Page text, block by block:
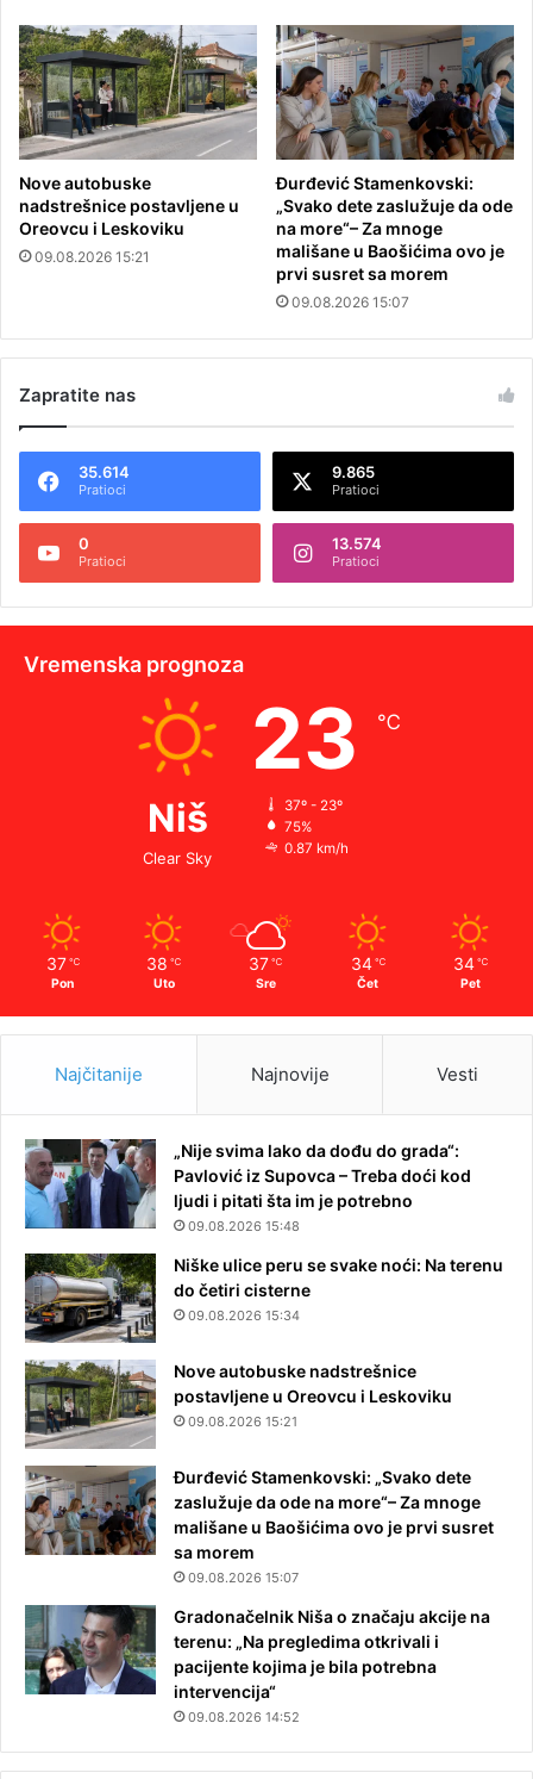
Nove autobuske
nadstrešnice postavljene u
Oreovcu i Leskoviku
09.08.2026 15:21
Đurđević Stamenkovski:
„Svako dete zaslužuje da ode
na more“– Za mnoge
mališane u Baošićima ovo je
prvi susret sa morem
09.08.2026 15:07
Zapratite nas
35.614
Pratioci
9.865
Pratioci
0
Pratioci
13.574
Pratioci
Vremenska prognoza
Niš
Clear Sky
23 ℃
37º - 23º
75%
0.87 km/h
37 ℃
Pon
38 ℃
Uto
37 ℃
Sre
34 ℃
Čet
34 ℃
Pet
Najčitanije Najnovije Vesti
„Nije svima lako da dođu do grada“:
Pavlović iz Supovca – Treba doći kod
ljudi i pitati šta im je potrebno
09.08.2026 15:48
Niške ulice peru se svake noći: Na terenu
do četiri cisterne
09.08.2026 15:34
Nove autobuske nadstrešnice
postavljene u Oreovcu i Leskoviku
09.08.2026 15:21
Đurđević Stamenkovski: „Svako dete
zaslužuje da ode na more“– Za mnoge
mališane u Baošićima ovo je prvi susret
sa morem
09.08.2026 15:07
Gradonačelnik Niša o značaju akcije na
terenu: „Na pregledima otkrivali i
pacijente kojima je bila potrebna
intervencija“
09.08.2026 14:52